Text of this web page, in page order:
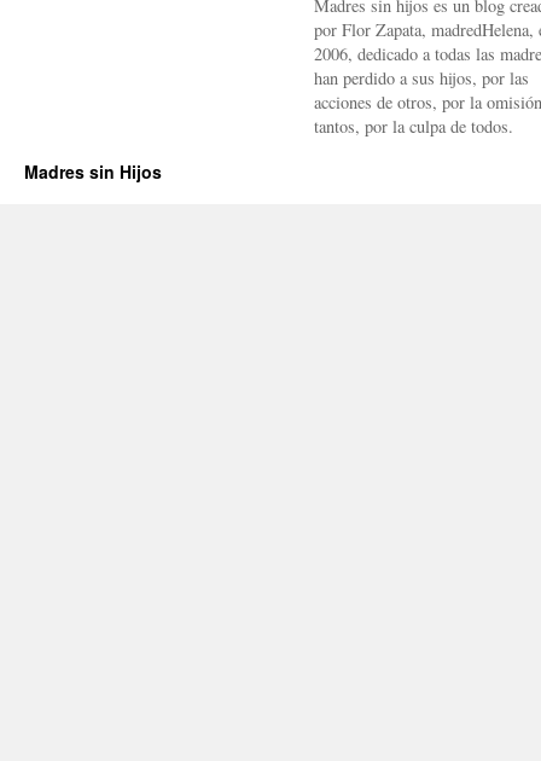
Madres sin hijos es un blog
por Flor Zapata, madredHelena,
2006, dedicado a todas las
han perdido a sus hijos, por las
acciones de otros, por la
tantos, por la culpa de todos.
Madres sin Hijos